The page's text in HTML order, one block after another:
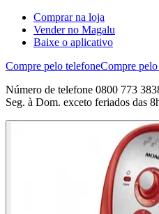
Comprar na loja
Vender no Magalu
Baixe o aplicativo
Compre pelo telefoneCompre
Número de telefone 0800 773
Seg. à Dom. exceto feriados das